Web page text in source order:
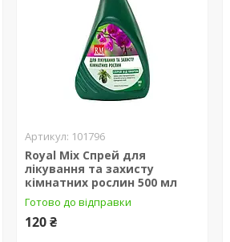
101796
Royal Mix Спрей для
лікування та захисту
кімнатних рослин 500 мл
Готово до відправки
120 ₴